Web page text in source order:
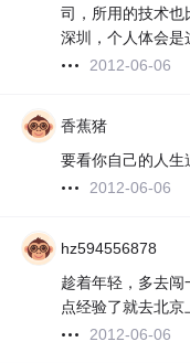
司，所用的技术也
深圳，个人体会是
2012-06-06
香蕉猪
要看你自己的人生
2012-06-06
hz594556878
趁着年轻，多去
点经验了就去北京
2012-06-06